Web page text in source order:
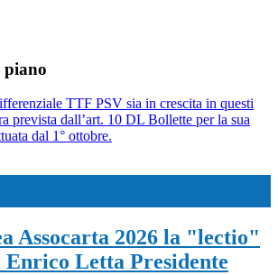
piano
TTF PSV sia in crescita in questi
prevista dall’art. 10 DL Bollette per la sua
dal 1° ottobre.
Assocarta 2026 la "lectio"
Enrico Letta Presidente